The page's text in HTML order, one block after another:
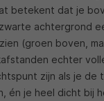
betekent dat je
achtergrond
(groen boven,
echter
zijn als je de
én je heel dicht bij